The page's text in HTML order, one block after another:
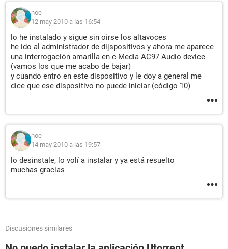
Propiedades del Sistema:
Fabricante MICRO-STAR INTERNATIONAL CO., LTD
Producto MS-7181
Versión 2.0
Tipo de arranque Botón marcha/parada
[ Placa base ]
Propiedades de la Placa Base:
Versión 2.0
noe
12 may 2010 a las 16:54
lo he instalado y sigue sin oirse los altavoces
he ido al administrador de dijspositivos y ahora me aparece
una interrogación amarilla en c-Media AC97 Audio device
(vamos los que me acabo de bajar)
y cuando entro en este dispositivo y le doy a general me
dice que ese dispositivo no puede iniciar (código 10)
noe
14 may 2010 a las 19:57
lo desinstale, lo volí a instalar y ya está resuelto
muchas gracias
Discusiones similares